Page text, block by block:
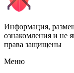
Информация,
ознакомления и не
права защищены
Меню